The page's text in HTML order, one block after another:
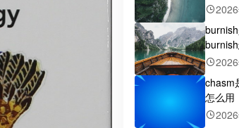
chasm
怎么用